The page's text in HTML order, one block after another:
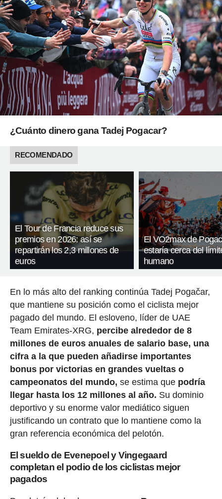
¿Cuánto dinero gana Tadej Pogacar?
RECOMENDADO
El Tour de Francia reduce sus
premios en 2026: así se
repartirán los 2,3 millones de
euros
El VO2max de
estaría cerca del
humano
En lo más alto del ranking continúa Tadej Pogačar,
que mantiene su posición como el ciclista mejor
pagado del mundo. El esloveno, líder de UAE
Team Emirates-XRG, percibe alrededor de 8
millones de euros anuales de salario base, una
cifra a la que pueden añadirse importantes
bonus por victorias en grandes vueltas o
campeonatos del mundo, se estima quepodría
llegar hasta los 12 millones al año. Su dominio
deportivo y su enorme valor mediático siguen
justificando un contrato que lo mantiene como la
gran referencia económica del pelotón.
El sueldo de Evenepoel y Vingegaard
completan el podio de los ciclistas mejor
pagados